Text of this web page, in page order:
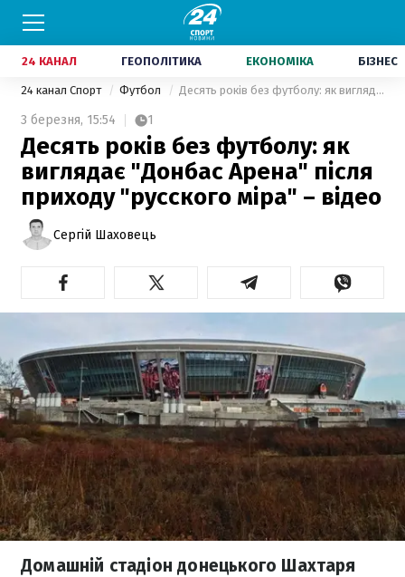
24 КАНАЛ ГЕОПОЛІТИКА ЕКОНОМІКА БІЗНЕС
24 канал Спорт Футбол Десять років без футболу: як виглядає "Донбас Арена" після приходу "русского міра" – відео
3 березня, 15:54 1
Десять років без футболу: як
виглядає "Донбас Арена" після
приходу "русского міра" – відео
Сергій Шаховець
Домашній стадіон донецького Шахтаря